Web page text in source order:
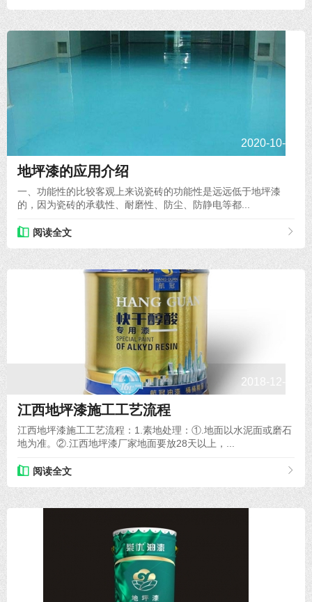
2020-10-28
地坪漆的应用介绍
一、功能性的比较客观上来说瓷砖的功能性是远远低于地坪漆
的，因为瓷砖的承载性、耐磨性、防尘、防静电等都...
阅读全文
2018-12-27
江西地坪漆施工工艺流程
江西地坪漆施工工艺流程：1.素地处理：①.地面以水泥面或磨石
地为准。②.江西地坪漆厂家地面要放28天以上，...
阅读全文